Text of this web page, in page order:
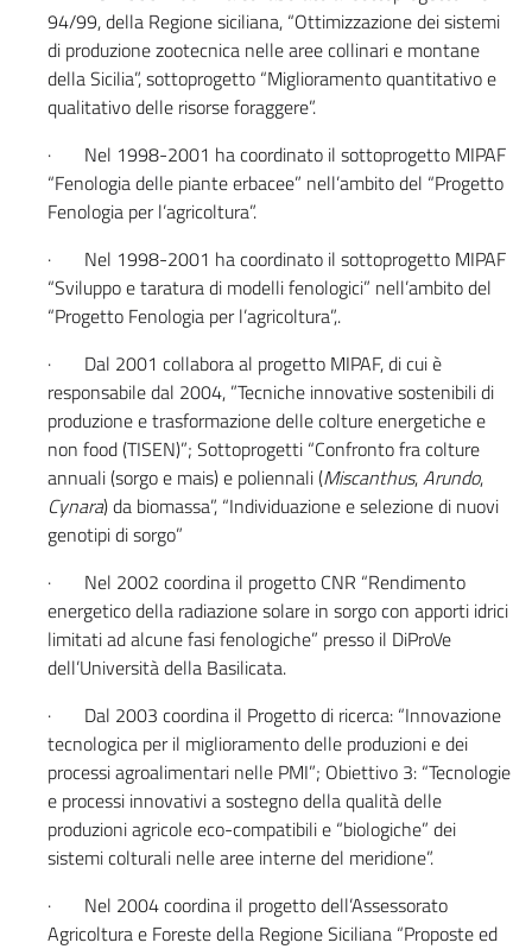
94/99, della Regione siciliana, “Ottimizzazione dei sistemi
di produzione zootecnica nelle aree collinari e montane
della Sicilia”, sottoprogetto “Miglioramento quantitativo e
qualitativo delle risorse foraggere”.
· Nel 1998-2001 ha coordinato il sottoprogetto MIPAF
“Fenologia delle piante erbacee” nell’ambito del “Progetto
Fenologia per l’agricoltura”.
· Nel 1998-2001 ha coordinato il sottoprogetto MIPAF
“Sviluppo e taratura di modelli fenologici” nell’ambito del
“Progetto Fenologia per l’agricoltura”,.
· Dal 2001 collabora al progetto MIPAF, di cui è
responsabile dal 2004, ”Tecniche innovative sostenibili di
produzione e trasformazione delle colture energetiche e
non food (TISEN)”; Sottoprogetti “Confronto fra colture
annuali (sorgo e mais) e poliennali (Miscanthus,Arundo,
Cynara) da biomassa”, “Individuazione e selezione di nuovi
genotipi di sorgo”
· Nel 2002 coordina il progetto CNR “Rendimento
energetico della radiazione solare in sorgo con apporti idrici
limitati ad alcune fasi fenologiche” presso il DiProVe
dell’Università della Basilicata.
· Dal 2003 coordina il Progetto di ricerca: “Innovazione
tecnologica per il miglioramento delle produzioni e dei
processi agroalimentari nelle PMI”; Obiettivo 3: “Tecnologie
e processi innovativi a sostegno della qualità delle
produzioni agricole eco-compatibili e “biologiche” dei
sistemi colturali nelle aree interne del meridione”.
· Nel 2004 coordina il progetto dell’Assessorato
Agricoltura e Foreste della Regione Siciliana “Proposte ed